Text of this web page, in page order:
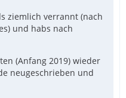
ziemlich verrannt (nach
und habs nach
(Anfang 2019) wieder
neugeschrieben und